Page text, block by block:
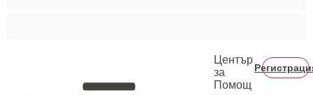
Център
за
Помощ